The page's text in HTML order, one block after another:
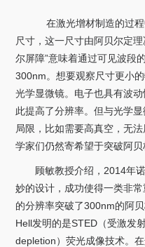
在激光增材制造的过程
尺寸，这一尺寸由阿贝尔定
尔屏障”意味着通过可见波段
300nm。想要观察尺寸更小
光学显微镜。电子也具有波
此提高了分辨率。但与光学
局限，比如需要高真空，无
学家们仍然寄希望于突破阿
顾敏教授介绍，2014年
妙的设计，成功使得一类非
的分辨率突破了300nm的阿
Hell发明的是STED（受激发
depletion）荧光成像技术。